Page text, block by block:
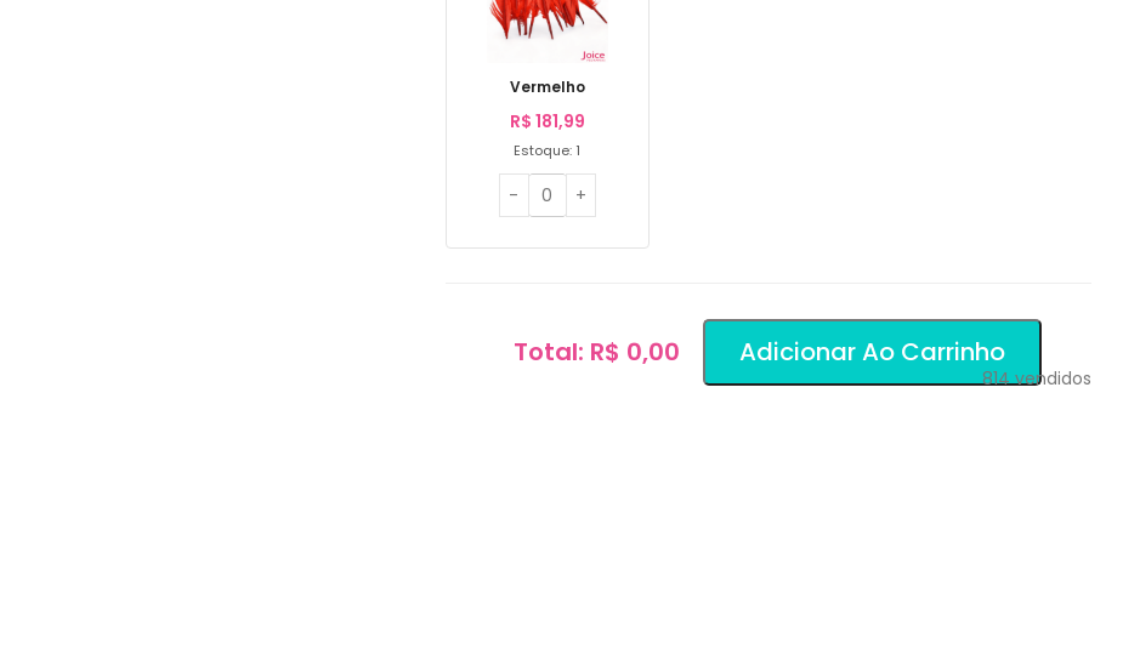
Vermelho
R$ 181,99
Estoque: 1
Total: R$ 0,00 Adicionar Ao Carrinho
814vendidos